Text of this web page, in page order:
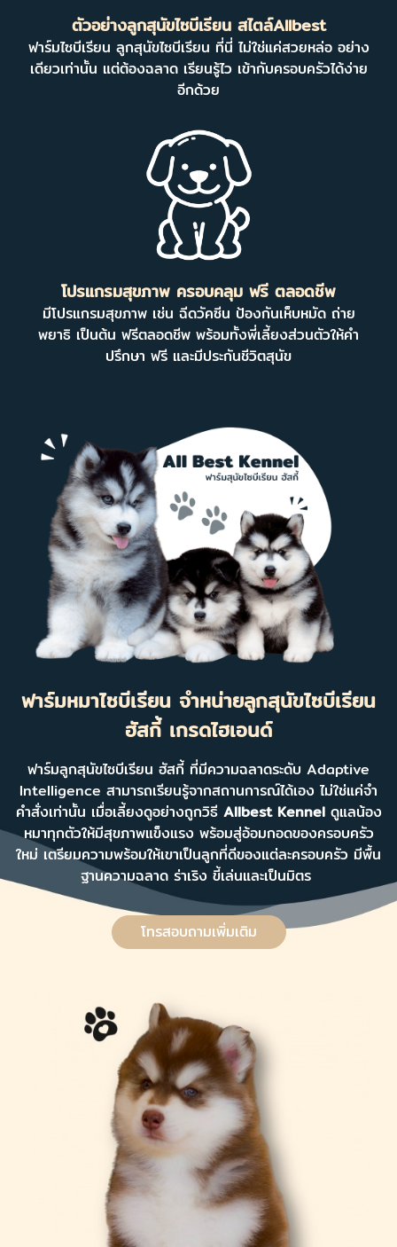
ตัวอย่างลูกสุนัขไซบีเรียน สไตล์Allbest
ฟาร์มไซบีเรียน ลูกสุนัขไซบีเรียน ที่นี่ ไม่ใช่แค่สวยหล่อ อย่าง
เดียวเท่านั้น แต่ต้องฉลาด เรียนรู้ไว เข้ากับครอบครัวได้ง่าย
อีกด้วย
โปรแกรมสุขภาพ ครอบคลุม ฟรี ตลอดชีพ
มีโปรแกรมสุขภาพ เช่น ฉีดวัคซีน ป้องกันเห็บหมัด ถ่าย
พยาธิ เป็นต้น ฟรีตลอดชีพ พร้อมทั้งพี่เลี้ยงส่วนตัวให้คำ
ปรึกษา ฟรี และมีประกันชีวิตสุนัข
ฟาร์มหมาไซบีเรียน จำหน่ายลูกสุนัขไซบีเรียน
ฮัสกี้ เกรดไฮเอนด์
ฟาร์มลูกสุนัขไซบีเรียน ฮัสกี้ ที่มีความฉลาดระดับ Adaptive
Intelligence สามารถเรียนรู้จากสถานการณ์ได้เอง ไม่ใช่แค่จำ
คำสั่งเท่านั้น เมื่อเลี้ยงดูอย่างถูกวิธี Allbest Kennelดูแลน้อง
หมาทุกตัวให้มีสุขภาพแข็งแรง พร้อมสู่อ้อมกอดของครอบครัว
ใหม่ เตรียมความพร้อมให้เขาเป็นลูกที่ดีของแต่ละครอบครัว มีพื้น
ฐานความฉลาด ร่าเริง ขี้เล่นและเป็นมิตร
โทรสอบถามเพิ่มเติม